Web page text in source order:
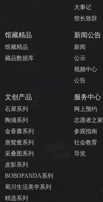
大事记
馆长致辞
馆藏精品
馆藏精品
藏品数据库
新闻公告
新闻
公示
视频中心
公告
文创产品
石犀系列
陶俑系列
金香囊系列
唐鸳鸯系列
采桑图系列
皮影系列
BOBOPANDA系列
蜀川生活美学系列
精选系列
服务中心
网上预约
志愿者之家
参观指南
社会教育
导览